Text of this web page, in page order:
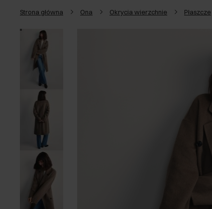
Strona główna Ona Okrycia wierzchnie Płaszcze